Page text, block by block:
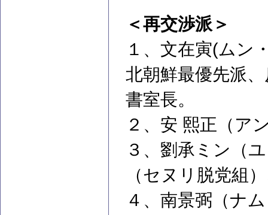
＜再交渉派＞
１、文在寅(ムン
北朝鮮最優先派
書室長。
２、安 熙正（ア
３、劉承ミン（
（セヌリ脱党組
４、南景弼（ナ